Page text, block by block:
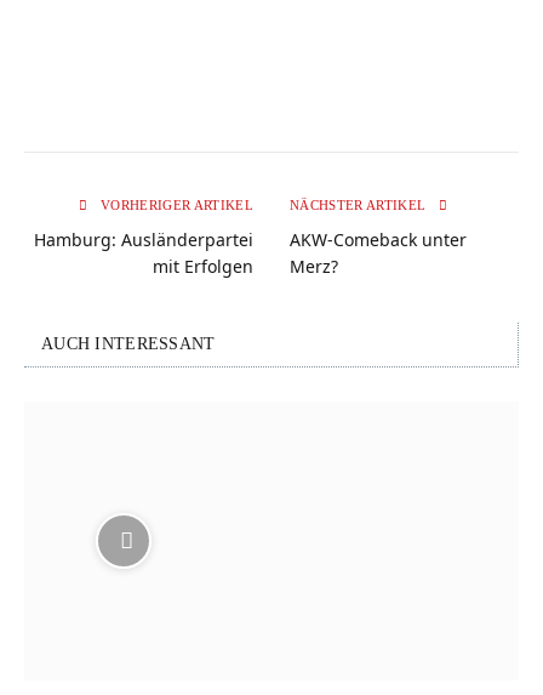
VORHERIGER ARTIKEL
Hamburg: Ausländerpartei
mit Erfolgen
NÄCHSTER ARTIKEL
AKW-Comeback unter
Merz?
AUCH INTERESSANT